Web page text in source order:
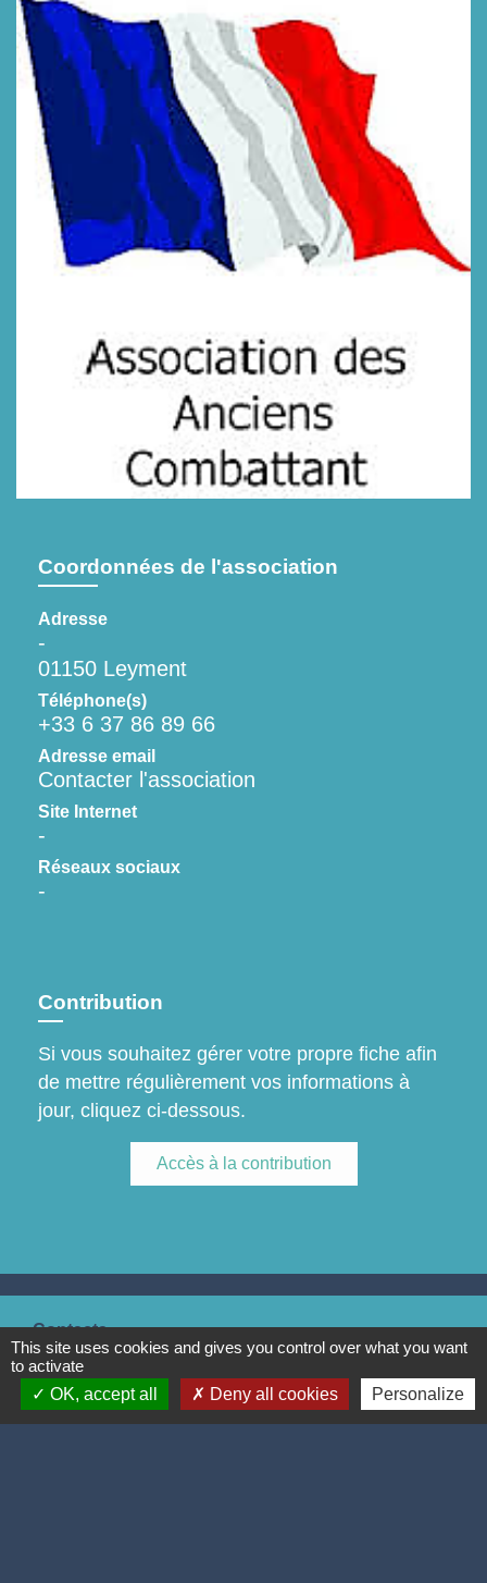
Coordonnées de l'association
Adresse
-
01150 Leyment
Téléphone(s)
+33 6 37 86 89 66
Adresse email
Contacter l'association
Site Internet
-
Réseaux sociaux
-
Contribution
Si vous souhaitez gérer votre propre fiche afin
de mettre régulièrement vos informations à
jour, cliquez ci-dessous.
Accès à la contribution
Contacts
Commune de Leyment
64, rue de la Guillotière
01150 Leyment - FRANCE
This site uses cookies and gives you control over what you want
to activate
OK, accept all
Deny all cookies Personalize